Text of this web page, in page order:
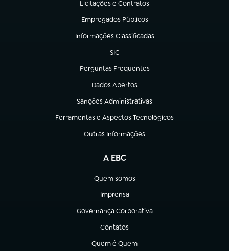
Licitações e Contratos
(abre em nova aba)
Empregados Públicos
(abre em nova aba)
Informações Classificadas
(abre em nova aba)
SIC
(abre em nova aba)
Perguntas Frequentes
(abre em nova aba)
Dados Abertos
(abre em nova aba)
Sanções Administrativas
(abre em nova aba)
Ferramentas e Aspectos Tecnológicos
(abre em nova aba)
Outras Informações
(abre em nova aba)
A EBC
Quem somos
(abre em nova aba)
Imprensa
(abre em nova aba)
Governança Corporativa
(abre em nova aba)
Contatos
(abre em nova aba)
Quem é Quem
(abre em nova aba)